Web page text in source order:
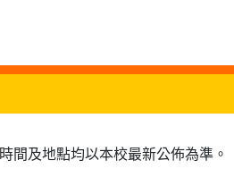
間及地點均以本校最新公佈為準。